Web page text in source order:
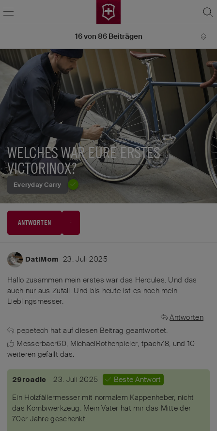
Everyday Carry
WELCHES WAR EURE ERSTES
VICTORINOX?
ANTWORTEN
16von 86Beiträgen
DatiMom 23. Juli 2025
Hallo zusammen mein erstes war das Hercules. Und das
auch nur aus Zufall. Und bis heute ist es noch mein
Lieblingsmesser.
Antworten
pepetech hat auf diesen Beitrag geantwortet.
Messerbaer60, MichaelRothenpieler, tpach78, und 10
weiteren gefällt das.
29roadie 23. Juli 2025
Beste Antwort
Ein Holzfällermesser mit normalem Kappenheber, nicht
das Kombiwerkzeug. Mein Vater hat mir das Mitte der
70er Jahre geschenkt.